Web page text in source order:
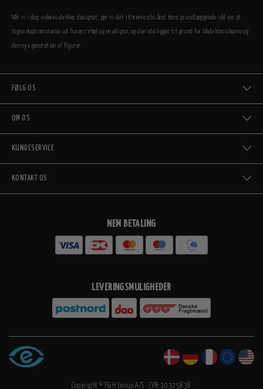
Når vi i dag videreudvikler designet, gør vi det i Ehrenreichs ånd. Hans grundlæggende idé var at
tegne Hoptimisterne ud fra en cirkel og en ellipse, og den idé ligger til grund for både klassikerne og
den nye generation af figurer.
FØLG OS
OM OS
KUNDESERVICE
KONTAKT OS
NEM BETALING
LEVERINGSMULIGHEDER
Copyright © F&H Group A/S · CVR: 10325838